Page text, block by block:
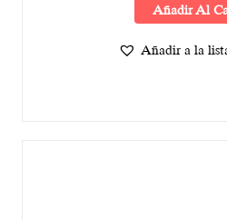
Añadir Al
Añadir a la